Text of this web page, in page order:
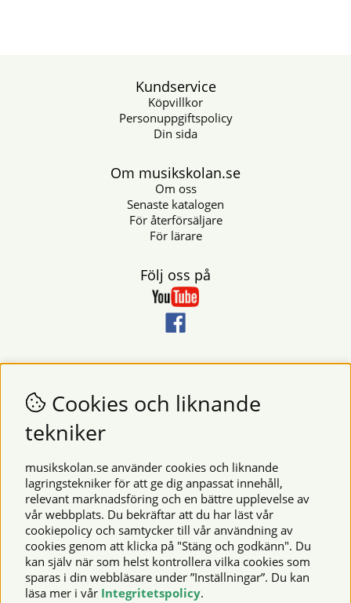
Kundservice
Köpvillkor
Personuppgiftspolicy
Din sida
Om musikskolan.se
Om oss
Senaste katalogen
För återförsäljare
För lärare
Följ oss på
Nyhetsbrev
Vill du få nyheter och erbjudanden från oss? Fyll då i din e-
postadress i fältet nedan.
Säkra betalningar
© 2026 Musikskolan. Vi använder cookies -läs mer här
Cookies och liknande
tekniker
musikskolan.se använder cookies och liknande
lagringstekniker för att ge dig anpassat innehåll,
relevant marknadsföring och en bättre upplevelse av
vår webbplats. Du bekräftar att du har läst vår
cookiepolicy och samtycker till vår användning av
cookies genom att klicka på "Stäng och godkänn". Du
kan själv när som helst kontrollera vilka cookies som
sparas i din webbläsare under ”Inställningar”. Du kan
läsa mer i vår Integritetspolicy.